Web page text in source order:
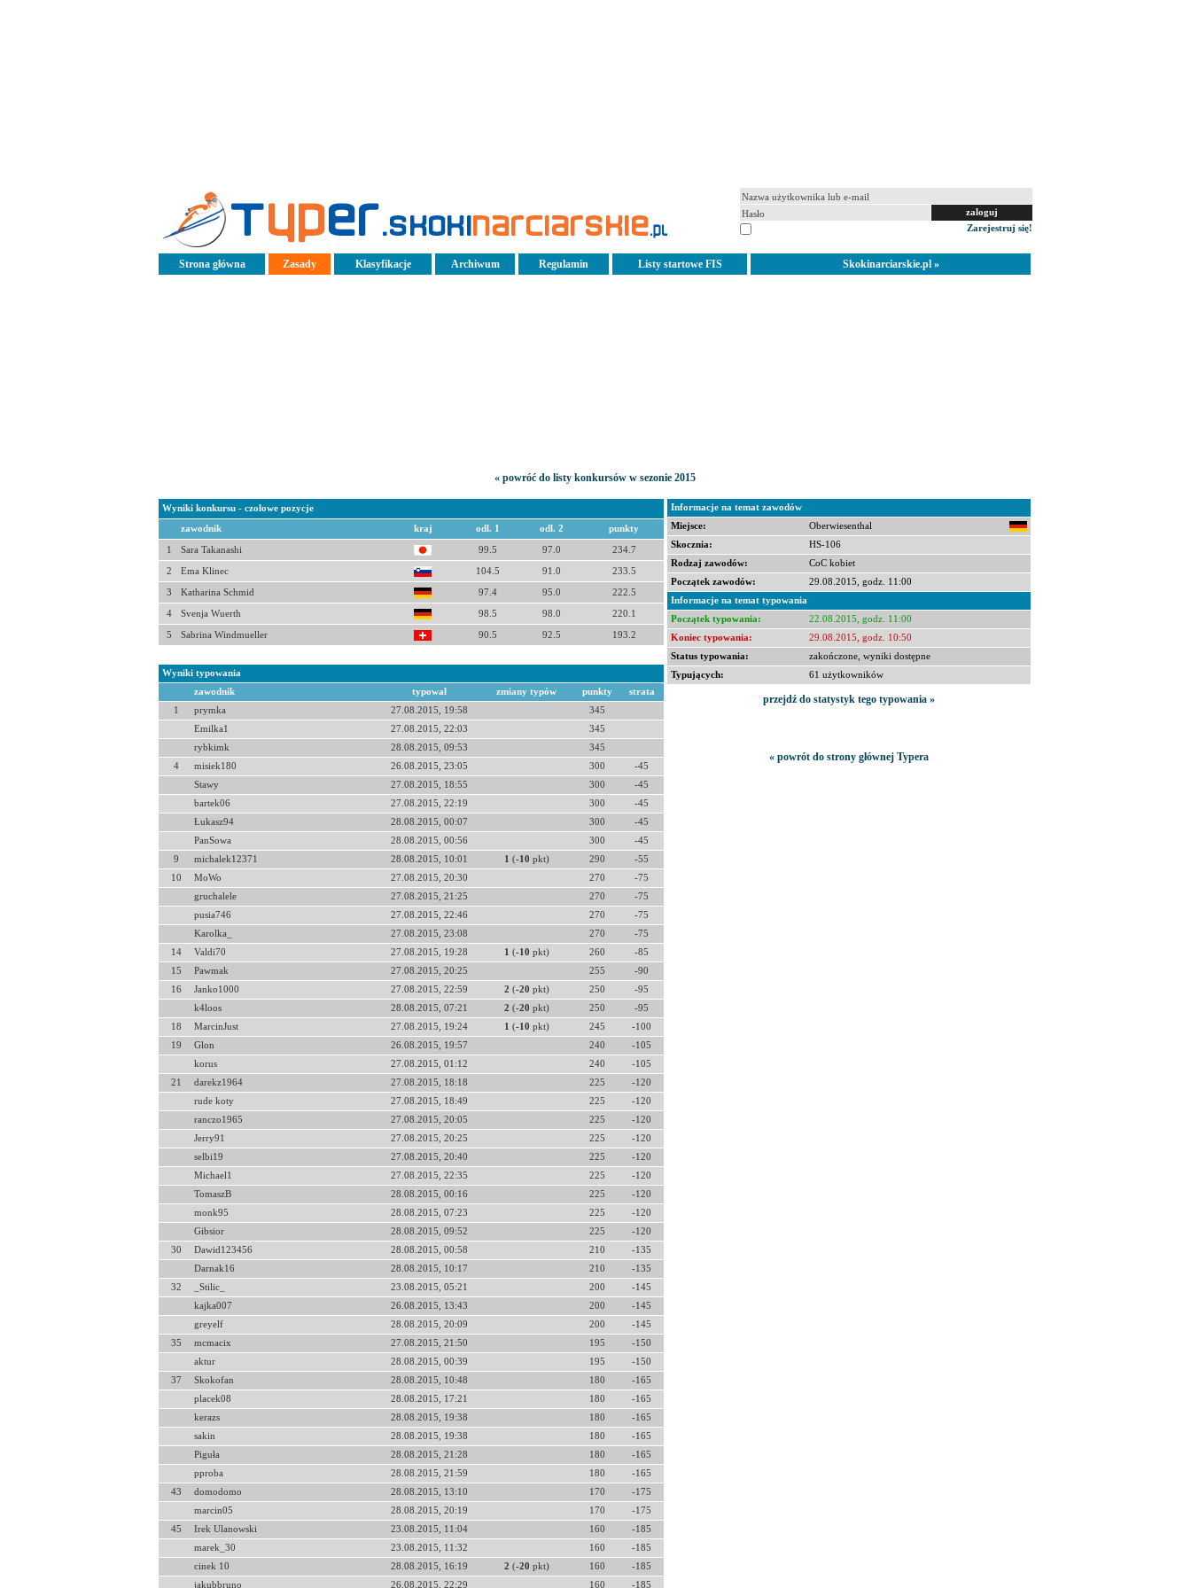
Zarejestruj się!
Strona główna Zasady Klasyfikacje Archiwum Regulamin Listy startowe FIS Skokinarciarskie.pl »
« powróć do listy konkursów w sezonie 2015
Wyniki konkursu - czołowe pozycje
zawodnik kraj odl. 1 odl. 2 punkty
1 Sara Takanashi 99.5 97.0 234.7
2 Ema Klinec 104.5 91.0 233.5
3 Katharina Schmid 97.4 95.0 222.5
4 Svenja Wuerth 98.5 98.0 220.1
5 Sabrina Windmueller 90.5 92.5 193.2
Wyniki typowania
zawodnik
typował zmiany typów punkty
strata
1
prymka 27.08.2015, 19:58
345
Emilka1
27.08.2015, 22:03
345
rybkimk
28.08.2015, 09:53
345
4
misiek180 26.08.2015, 23:05 300
-45
Stawy
27.08.2015, 18:55 300
-45
bartek06
27.08.2015, 22:19 300
-45
Łukasz94
28.08.2015, 00:07 300
-45
PanSowa
28.08.2015, 00:56 300
-45
9
michalek12371 28.08.2015, 10:01 1 (-10 pkt) 290
-55
10
MoWo 27.08.2015, 20:30 270
-75
gruchalele
27.08.2015, 21:25 270
-75
pusia746
27.08.2015, 22:46 270
-75
Karolka_
27.08.2015, 23:08 270
-75
14
Valdi70 27.08.2015, 19:28 1 (-10 pkt) 260
-85
15
Pawmak 27.08.2015, 20:25 255
-90
16
Janko1000 27.08.2015, 22:59 2 (-20 pkt) 250
-95
k4loos
28.08.2015, 07:21 2 (-20 pkt) 250
-95
18
MarcinJust 27.08.2015, 19:24 1 (-10 pkt) 245
-100
19
Glon 26.08.2015, 19:57 240
-105
korus
27.08.2015, 01:12 240
-105
21
darekz1964 27.08.2015, 18:18 225
-120
rude koty
27.08.2015, 18:49 225
-120
ranczo1965
27.08.2015, 20:05 225
-120
Jerry91
27.08.2015, 20:25 225
-120
selbi19
27.08.2015, 20:40 225
-120
Michael1
27.08.2015, 22:35 225
-120
TomaszB
28.08.2015, 00:16 225
-120
monk95
28.08.2015, 07:23 225
-120
Gibsior
28.08.2015, 09:52 225
-120
30
Dawid123456 28.08.2015, 00:58 210
-135
Darnak16
28.08.2015, 10:17 210
-135
32
_Stilic_ 23.08.2015, 05:21 200
-145
kajka007
26.08.2015, 13:43 200
-145
greyelf
28.08.2015, 20:09 200
-145
35
mcmacix 27.08.2015, 21:50 195
-150
aktur
28.08.2015, 00:39 195
-150
37
Skokofan 28.08.2015, 10:48 180
-165
placek08
28.08.2015, 17:21 180
-165
kerazs
28.08.2015, 19:38 180
-165
sakin
28.08.2015, 19:38 180
-165
Piguła
28.08.2015, 21:28 180
-165
pproba
28.08.2015, 21:59 180
-165
43
domodomo 28.08.2015, 13:10 170
-175
marcin05
28.08.2015, 20:19 170
-175
45
Irek Ulanowski 23.08.2015, 11:04 160
-185
marek_30
23.08.2015, 11:32 160
-185
cinek 10
28.08.2015, 16:19 2 (-20 pkt) 160
-185
jakubbruno
26.08.2015, 22:29 160 -185
Informacje na temat zawodów
Miejsce:
Oberwiesenthal
Skocznia:
HS-106
Rodzaj zawodów:
CoC kobiet
Początek zawodów:
29.08.2015, godz. 11:00
Informacje na temat typowania
Początek typowania:
22.08.2015, godz. 11:00
Koniec typowania:
29.08.2015, godz. 10:50
Status typowania:
zakończone, wyniki dostępne
Typujących:
61 użytkowników
przejdź do statystyk tego typowania »
« powrót do strony głównej Typera